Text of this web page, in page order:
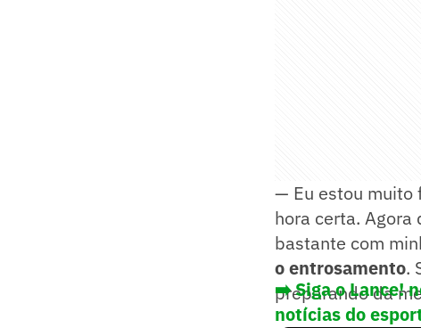
— Eu estou muito
hora certa.
bastante com
o entrosamento.
preparando da
➡️Siga o Lance!
notícias do